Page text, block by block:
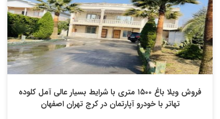
فروش ویلا باغ ۱۵۰۰ متری با شرایط بسیار عالی آمل کلوده
تهاتر با خودرو آپارتمان در کرج تهران اصفهان